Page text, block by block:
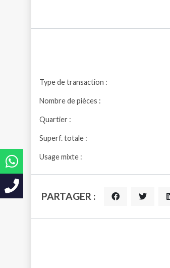
Type de transaction :
Nombre de pièces :
Quartier :
Superf. totale :
Usage mixte :
PARTAGER :